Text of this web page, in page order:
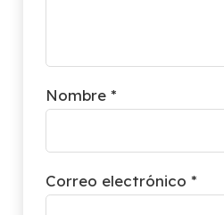
Nombre *
Correo electrónico *